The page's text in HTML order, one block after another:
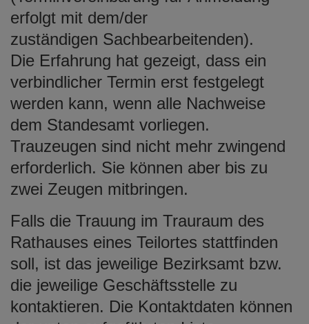
erfolgt mit dem/der
zuständigen Sachbearbeitenden).
Die Erfahrung hat gezeigt, dass ein
verbindlicher Termin erst festgelegt
werden kann, wenn alle Nachweise
dem Standesamt vorliegen.
Trauzeugen sind nicht mehr zwingend
erforderlich. Sie können aber bis zu
zwei Zeugen mitbringen.
Falls die Trauung im Trauraum des
Rathauses eines Teilortes stattfinden
soll, ist das jeweilige Bezirksamt bzw.
die jeweilige Geschäftsstelle zu
kontaktieren. Die Kontaktdaten können